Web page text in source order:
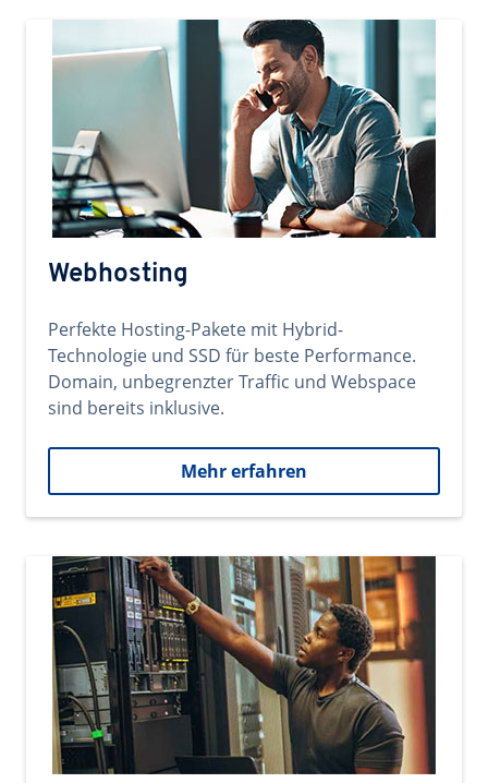
Webhosting
Perfekte Hosting-Pakete mit Hybrid-
Technologie und SSD für beste Performance.
Domain, unbegrenzter Traffic und Webspace
sind bereits inklusive.
Mehr erfahren